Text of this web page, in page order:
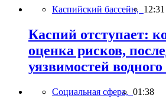
Каспийский бассейн, 12:31
Каспий отступает:
оценка рисков,
уязвимостей водного
Социальная сфера, 01:38